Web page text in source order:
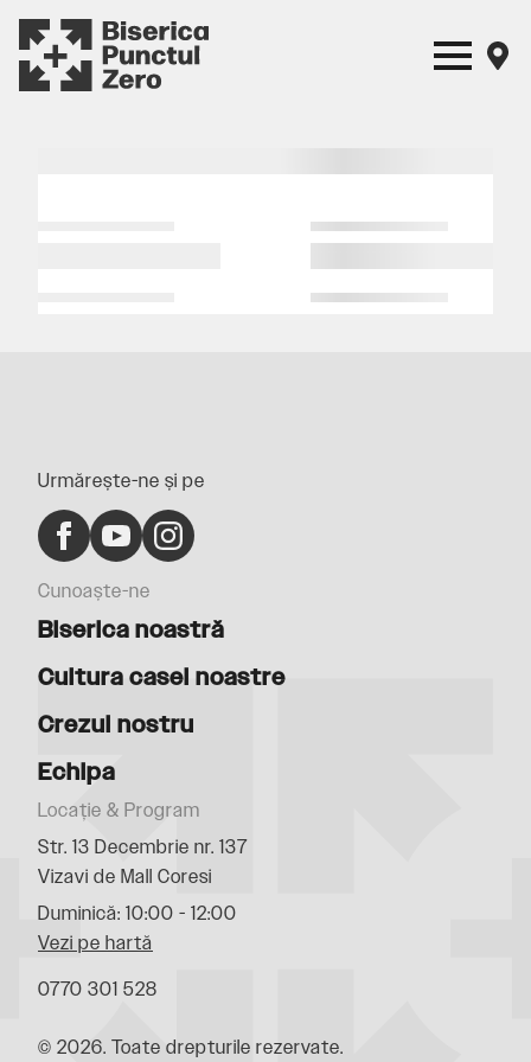
Urmărește-ne și pe
Cunoaște-ne
Biserica noastră
Cultura casei noastre
Crezul nostru
Echipa
Locație & Program
Str. 13 Decembrie nr. 137
Vizavi de Mall Coresi
Duminică: 10:00 - 12:00
Vezi pe hartă
0770 301 528
© 2026. Toate drepturile rezervate.